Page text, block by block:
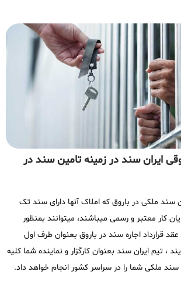
ایران سند در زمینه تامین سند در
سند ملکی در باروق که املاک آنها دارای سند تک
پایان کار معتبر و رسمی میباشند، میتوانند بمنظور
قرارداد اجاره سند در باروق بعنوان طرف اول
، تیم ایران سند بعنوان کارگزار و نماینده شما کلیه
سند ملکی شما را در سراسر کشور انجام خواهد داد.